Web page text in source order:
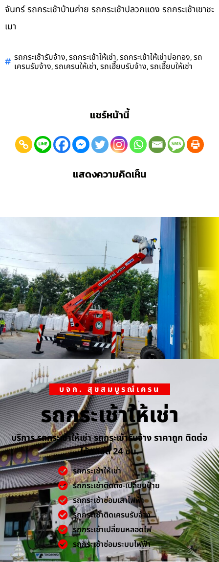
จันทร์ รถกระเช้าบ้านค่าย รถกระเช้าปลวกแดง รถกระเช้าเขาชะ
เมา
รถกระเช้ารับจ้าง,รถกระเช้าให้เช่า,รถกระเช้าให้เช่าบ่อทอง,รถ
เครนรับจ้าง,รถเครนให้เช่า,รถเฮี๊ยบรับจ้าง,รถเฮี๊ยบให้เช่า
แชร์หน้านี้
แสดงความคิดเห็น
บจก. สุขสมบูรณ์เครน
รถกระเช้าให้เช่า
บริการ รถกระเช้าให้เช่า รถกระเช้ารับจ้าง ราคาถูก ติดต่อ
ได้ตลอด 24 ชม.
รถกระเช้าให้เช่า
รถกระเช้าติดตั้ง-เปลี่ยนป้าย
รถกระเช้าซ่อมเสาไฟฟ้า
รถกระเช้าติดเครนรับจ้าง
รถกระเช้าเปลี่ยนหลอดไฟ
รถกระเช้าซ่อมระบบไฟฟ้า